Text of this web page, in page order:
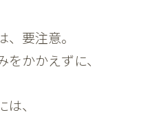
要注意。
かかえずに、
、